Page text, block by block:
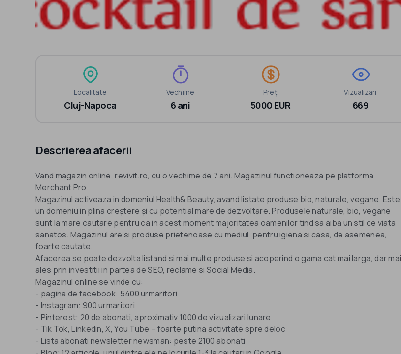
Localitate
Cluj-Napoca
Vechime
6 ani
Preț
5000 EUR
Vizualizari
669
Descrierea afacerii
Vand magazin online, revivit.ro, cu o vechime de 7 ani. Magazinul functioneaza pe platforma
Merchant Pro.
Magazinul activeaza in domeniul Health& Beauty, avand listate produse bio, naturale, vegane. Este
un domeniu in plina creștere și cu potential mare de dezvoltare. Produsele naturale, bio, vegane
sunt la mare cautare pentru ca in acest moment majoritatea oamenilor tind sa aiba un stil de viata
sanatos. Magazinul are si produse prietenoase cu mediul, pentru igiena si casa, de asemenea,
foarte cautate.
Afacerea se poate dezvolta listand si mai multe produse si acoperind o gama cat mai larga, dar mai
ales prin investitii in partea de SEO, reclame si Social Media.
Magazinul online se vinde cu:
- pagina de facebook: 5400 urmaritori
- Instagram: 900 urmaritori
- Pinterest: 20 de abonati, aproximativ 1000 de vizualizari lunare
- Tik Tok, Linkedin, X, You Tube – foarte putina activitate spre deloc
- Lista abonati newsletter newsman: peste 2100 abonati